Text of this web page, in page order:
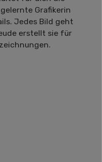
Grafikerin
Jedes Bild geht
erstellt sie für